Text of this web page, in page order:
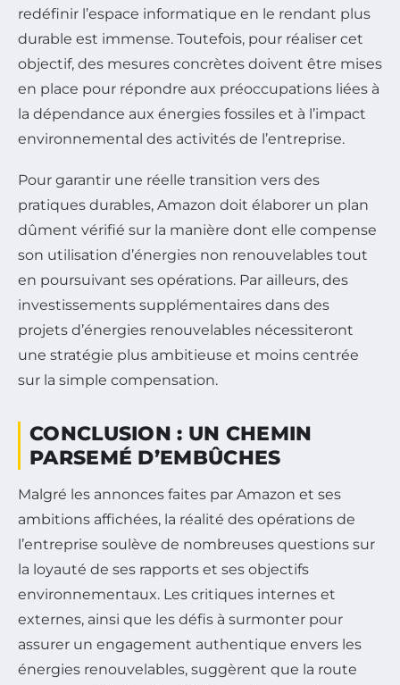
redéfinir l’espace informatique en le rendant plus
durable est immense. Toutefois, pour réaliser cet
objectif, des mesures concrètes doivent être mises
en place pour répondre aux préoccupations liées à
la dépendance aux énergies fossiles et à l’impact
environnemental des activités de l’entreprise.
Pour garantir une réelle transition vers des
pratiques durables, Amazon doit élaborer un plan
dûment vérifié sur la manière dont elle compense
son utilisation d’énergies non renouvelables tout
en poursuivant ses opérations. Par ailleurs, des
investissements supplémentaires dans des
projets d’énergies renouvelables nécessiteront
une stratégie plus ambitieuse et moins centrée
sur la simple compensation.
CONCLUSION : UN CHEMIN
PARSEMÉ D’EMBÛCHES
Malgré les annonces faites par Amazon et ses
ambitions affichées, la réalité des opérations de
l’entreprise soulève de nombreuses questions sur
la loyauté de ses rapports et ses objectifs
environnementaux. Les critiques internes et
externes, ainsi que les défis à surmonter pour
assurer un engagement authentique envers les
énergies renouvelables, suggèrent que la route